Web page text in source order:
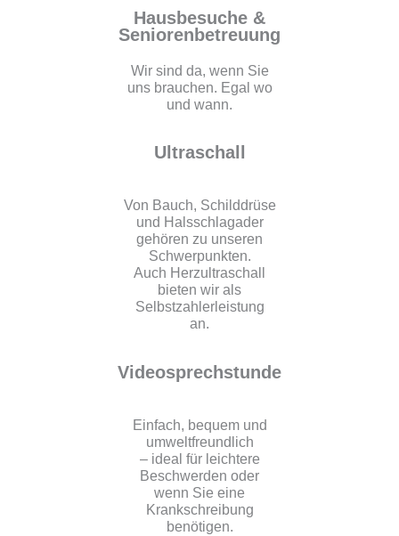
Hausbesuche &
Seniorenbetreuung
Wir sind da, wenn Sie
uns brauchen. Egal wo
und wann.
Ultraschall
Von Bauch, Schilddrüse
und Halsschlagader
gehören zu unseren
Schwerpunkten.
Auch Herzultraschall
bieten wir als
Selbstzahlerleistung
an.
Videosprechstunde
Einfach, bequem und
umweltfreundlich
– ideal für leichtere
Beschwerden oder
wenn Sie eine
Krankschreibung
benötigen.